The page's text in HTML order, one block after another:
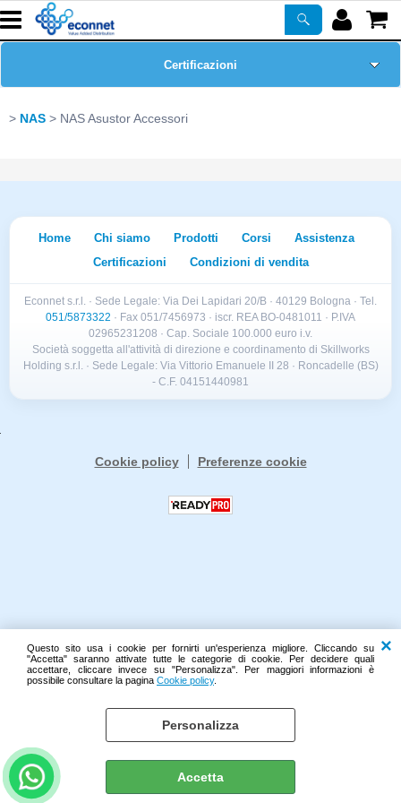
Questo sito usa i cookie per fornirti un'esperienza migliore. Cliccando su
"Accetta" saranno attivate tutte le categorie di cookie. Per decidere quali
accettare, cliccare invece su "Personalizza". Per maggiori informazioni è
possibile consultare la pagina Cookie policy.
Personalizza
Accetta
ASSISTENZA
Certificazioni
Newsletter
NAS NAS Asustor Accessori
Home Chi siamo Prodotti Corsi
Assistenza
Certificazioni
Condizioni di vendita
Econnet s.r.l. · Sede Legale: Via Dei Lapidari 20/B · 40129 Bologna · Tel.
051/5873322 · Fax 051/7456973 · iscr. REA BO-0481011 · P.IVA
02965231208 · Cap. Sociale 100.000 euro i.v.
Società soggetta all'attività di direzione e coordinamento di Skillworks
Holding s.r.l. · Sede Legale: Via Vittorio Emanuele II 28 · Roncadelle (BS)
- C.F. 04151440981
Cookie policy Preferenze cookie